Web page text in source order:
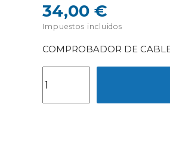
34,00 €
Impuestos incluidos
COMPROBADOR DE